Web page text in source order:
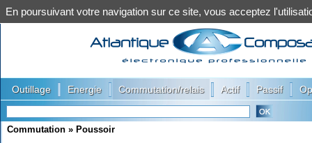
Outillage Energie Commutation/relais Actif Passif
Commutation » Poussoir
En poursuivant votre navigation sur ce site, vous acceptez